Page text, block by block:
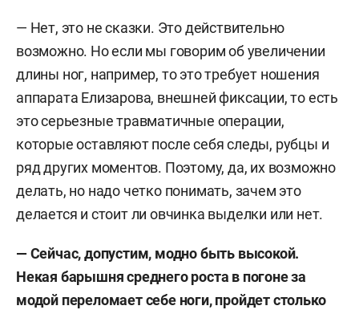
— Нет, это не сказки. Это действительно
возможно. Но если мы говорим об увеличении
длины ног, например, то это требует ношения
аппарата Елизарова, внешней фиксации, то есть
это серьезные травматичные операции,
которые оставляют после себя следы, рубцы и
ряд других моментов. Поэтому, да, их возможно
делать, но надо четко понимать, зачем это
делается и стоит ли овчинка выделки или нет.
— Сейчас, допустим, модно быть высокой.
Некая барышня среднего роста в погоне за
модой переломает себе ноги, пройдет столько